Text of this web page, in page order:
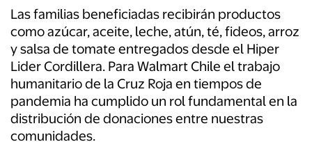
Las familias beneficiadas recibirán productos
como azúcar, aceite, leche, atún, té, fideos, arroz
y salsa de tomate entregados desde el Hiper
Lider Cordillera. Para Walmart Chile el trabajo
humanitario de la Cruz Roja en tiempos de
pandemia ha cumplido un rol fundamental en la
distribución de donaciones entre nuestras
comunidades.